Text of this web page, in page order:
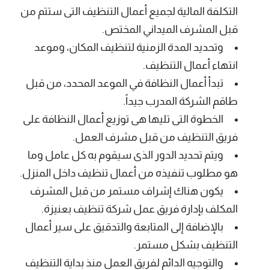
التكلفة المالية لجميع أعمال التنظيف التى ستتم من
قبل المشرف الميداني المختص.
وتحديد المدة الزمنية لتنظيف المكان، وموعد
انتهاء أعمال التنظيف.
تبدأ أعمال النظافة في الموعد المحدد، من قبل
طاقم الشركة المدرب جيداً.
الخطوة التى تليها هى توزيع أعمال النظافة على
فريق التنظيف من قبل مشرف العمل.
ويتم تحديد الدور الذى سيقوم به كل عامل وما
هو مطلوب تنفيذه من أعمال تنظيف داخل المنزل.
يكون هناك إشراف مستمر من قبل المشرف
المكلف بإدارة فريق عمل شركة تنظيف بعنيزة.
بالإضافة إلى المتابعة والتدقيق على سير أعمال
التنظيف بشكل مستمر.
والتوجيه الدائم لفريق العمل منذ بداية التنظيف